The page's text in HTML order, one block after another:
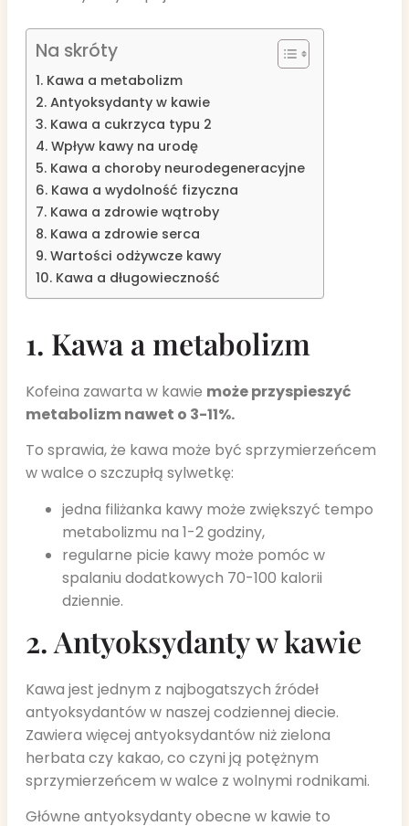
Na skróty
1. Kawa a metabolizm
2. Antyoksydanty w kawie
3. Kawa a cukrzyca typu 2
4. Wpływ kawy na urodę
5. Kawa a choroby neurodegeneracyjne
6. Kawa a wydolność fizyczna
7. Kawa a zdrowie wątroby
8. Kawa a zdrowie serca
9. Wartości odżywcze kawy
10. Kawa a długowieczność
1. Kawa a metabolizm
Kofeina zawarta w kawie może przyspieszyć
metabolizm nawet o 3-11%.
To sprawia, że kawa może być sprzymierzeńcem
w walce o szczupłą sylwetkę:
jedna filiżanka kawy może zwiększyć tempo
metabolizmu na 1-2 godziny,
regularne picie kawy może pomóc w
spalaniu dodatkowych 70-100 kalorii
dziennie.
2. Antyoksydanty w kawie
Kawa jest jednym z najbogatszych źródeł
antyoksydantów w naszej codziennej diecie.
Zawiera więcej antyoksydantów niż zielona
herbata czy kakao, co czyni ją potężnym
sprzymierzeńcem w walce z wolnymi rodnikami.
Główne antyoksydanty obecne w kawie to